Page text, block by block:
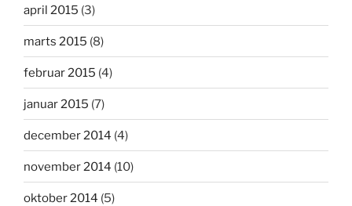
april 2015 (3)
marts 2015 (8)
februar 2015 (4)
januar 2015 (7)
december 2014 (4)
november 2014 (10)
oktober 2014 (5)